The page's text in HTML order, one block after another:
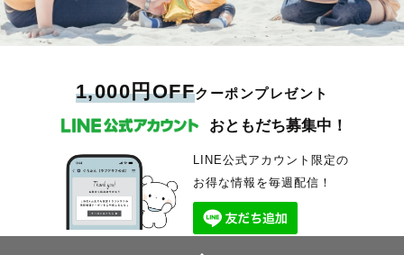
1,000円OFFクーポンプレゼント
おともだち募集中！
LINE公式アカウント限定の
お得な情報を毎週配信！